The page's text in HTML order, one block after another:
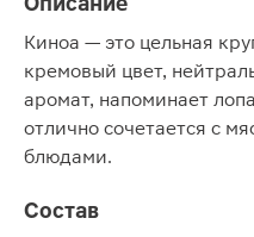
Киноа — это цельная
кремовый цвет,
аромат, напоминает
отлично сочетается с
блюдами.
Состав